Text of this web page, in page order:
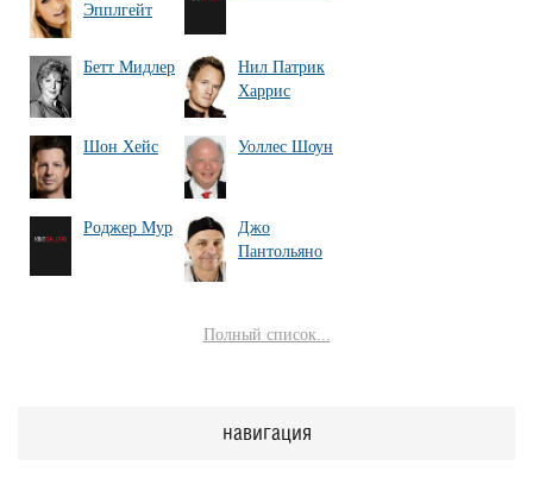
Эпплгейт
Бетт Мидлер
Нил Патрик
Харрис
Шон Хейс Уоллес Шоун
Роджер Мур
Джо
Пантольяно
Полный список...
навигация